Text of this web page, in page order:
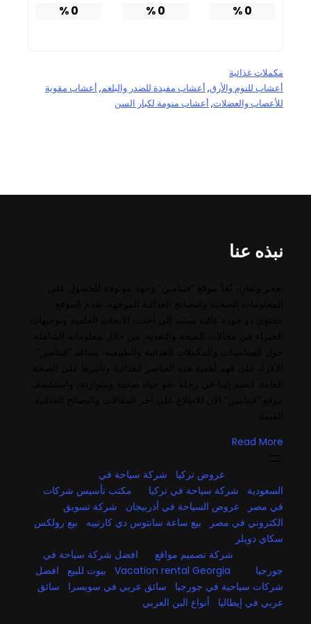
0
%
0
%
0
%
مكملات غذائية
أعشاب للنوم والأرق, أعشاب مفيدة للصدر والبلغم, أعشاب مقوية
للأعصاب والعضلات, أعشاب منومة لكبار السن
نبذه عنا
Read More
عروض تركيا
شركة سياحة في
السعودية
شركة سياحة في تركيا
مكتب تأسيس شركات
في مصر
عروض السياحة في أذربيجان
شركة تسويق
الكتروني في مصر
بيع ساعة سانتوس دي كارتييه
بيع رولكس
سكاي دويلر
شركة تصميم مواقع
افضل شركة سياحة في
جورجيا
Vacation rental Georgia بيوت للبيع
افضل
شركات سياحية في جورجيا
سائق عربي في سويسرا
سائق
عربي في إيطاليا
أنواع البن العربي